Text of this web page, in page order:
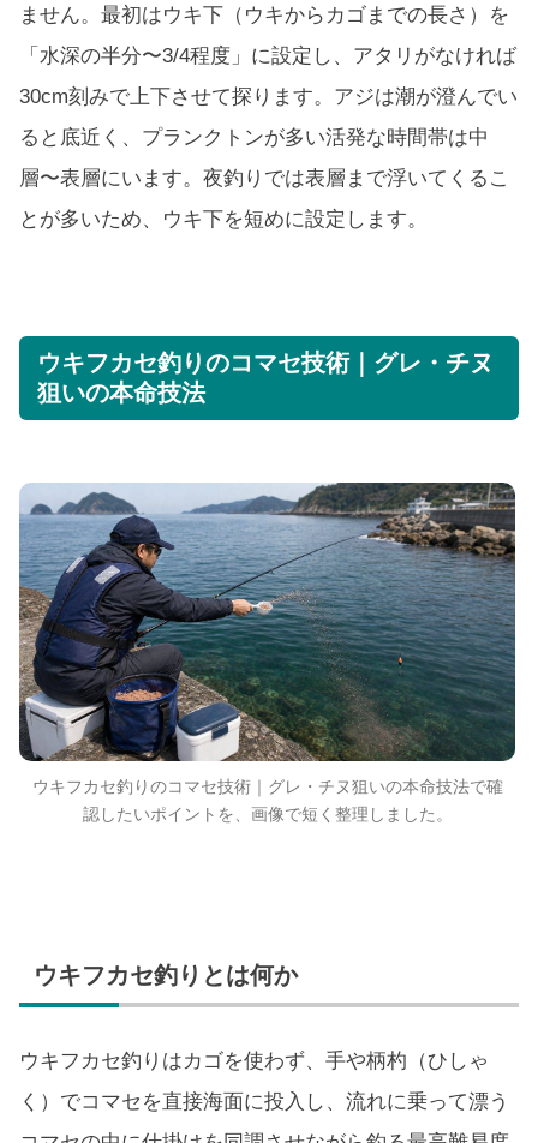
ません。最初はウキ下（ウキからカゴまでの長さ）を
「水深の半分〜3/4程度」に設定し、アタリがなければ
30cm刻みで上下させて探ります。アジは潮が澄んでい
ると底近く、プランクトンが多い活発な時間帯は中
層〜表層にいます。夜釣りでは表層まで浮いてくるこ
とが多いため、ウキ下を短めに設定します。
ウキフカセ釣りのコマセ技術｜グレ・チヌ
狙いの本命技法
ウキフカセ釣りのコマセ技術｜グレ・チヌ狙いの本命技法で確
認したいポイントを、画像で短く整理しました。
ウキフカセ釣りとは何か
ウキフカセ釣りはカゴを使わず、手や柄杓（ひしゃ
く）でコマセを直接海面に投入し、流れに乗って漂う